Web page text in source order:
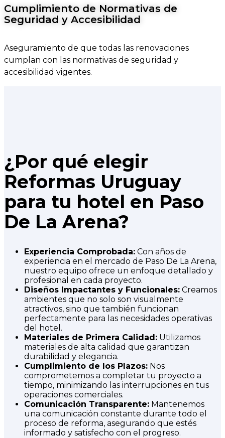
Cumplimiento de Normativas de
Seguridad y Accesibilidad
Aseguramiento de que todas las renovaciones
cumplan con las normativas de seguridad y
accesibilidad vigentes.
¿Por qué elegir
Reformas Uruguay
para tu hotel en Paso
De La Arena?
Experiencia Comprobada: Con años de
experiencia en el mercado de Paso De La Arena,
nuestro equipo ofrece un enfoque detallado y
profesional en cada proyecto.
Diseños Impactantes y Funcionales: Creamos
ambientes que no solo son visualmente
atractivos, sino que también funcionan
perfectamente para las necesidades operativas
del hotel.
Materiales de Primera Calidad: Utilizamos
materiales de alta calidad que garantizan
durabilidad y elegancia.
Cumplimiento de los Plazos: Nos
comprometemos a completar tu proyecto a
tiempo, minimizando las interrupciones en tus
operaciones comerciales.
Comunicación Transparente: Mantenemos
una comunicación constante durante todo el
proceso de reforma, asegurando que estés
informado y satisfecho con el progreso.